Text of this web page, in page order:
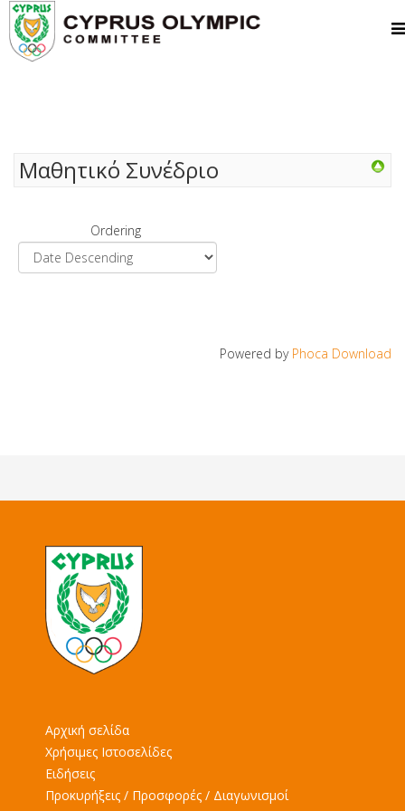
Μαθητικό Συνέδριο
Ordering
Powered by Phoca Download
Αρχική σελίδα
Χρήσιμες Ιστοσελίδες
Ειδήσεις
Προκυρήξεις / Προσφορές / Διαγωνισμοί